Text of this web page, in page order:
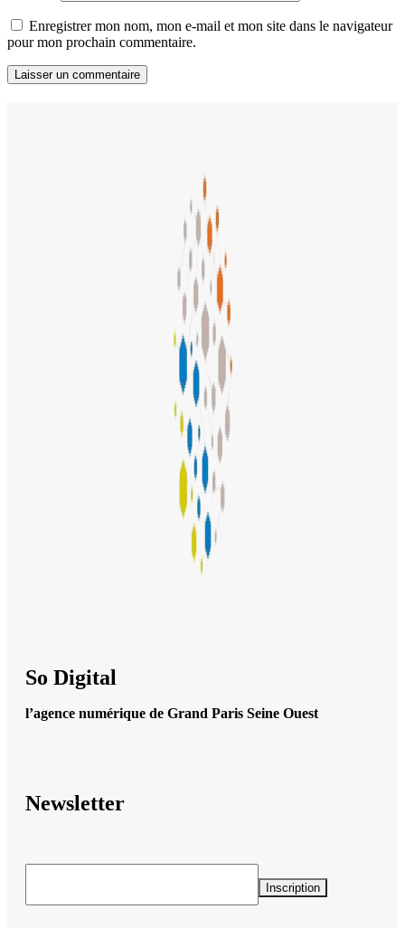
Enregistrer mon nom, mon e-mail et mon site dans le navigateur
pour mon prochain commentaire.
So Digital
l’agence numérique de Grand Paris Seine Ouest
Newsletter